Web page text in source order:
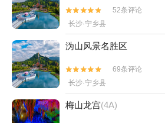


52条评论
长沙·宁乡县
沩山风景名胜区


69条评论
长沙·宁乡县
梅山龙宫(4A)